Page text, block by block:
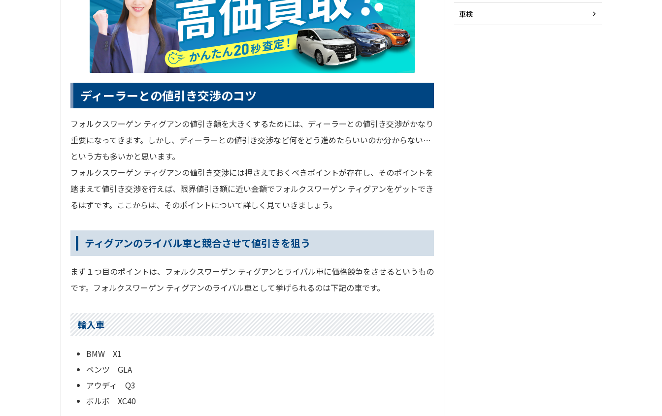
ディーラーとの値引き交渉のコツ
フォルクスワーゲン ティグアンの値引き額を大きくするためには、ディーラーとの値引き交渉がかなり
重要になってきます。しかし、ディーラーとの値引き交渉など何をどう進めたらいいのか分からない…
という方も多いかと思います。
フォルクスワーゲン ティグアンの値引き交渉には押さえておくべきポイントが存在し、そのポイントを
踏まえて値引き交渉を行えば、限界値引き額に近い金額でフォルクスワーゲン ティグアンをゲットでき
るはずです。ここからは、そのポイントについて詳しく見ていきましょう。
ティグアンのライバル車と競合させて値引きを狙う
まず１つ目のポイントは、フォルクスワーゲン ティグアンとライバル車に価格競争をさせるというもの
です。フォルクスワーゲン ティグアンのライバル車として挙げられるのは下記の車です。
輸入車
BMW X1
ベンツ GLA
アウディ Q3
ボルボ XC40
車検